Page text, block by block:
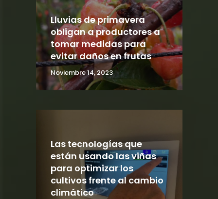
Lluvias de primavera
obligan a productores a
tomar medidas para
evitar daños en frutas
Noviembre 14, 2023
Las tecnologías que
están usando las viñas
para optimizar los
cultivos frente al cambio
climático